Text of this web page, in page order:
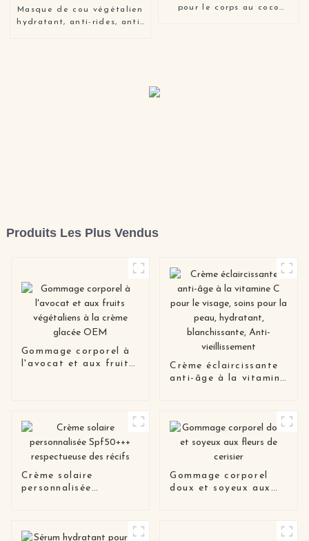
Masque de cou végétalien
hydratant, anti-rides, anti-
pour le corps au coco
Produits Les Plus Vendus
Gommage corporel à
l'avocat et aux fruits
Crème éclaircissante
anti-âge à la vitamine
blanchissante, Anti-
vieillissement
Crème solaire
personnalisée
Gommage corporel
doux et soyeux aux